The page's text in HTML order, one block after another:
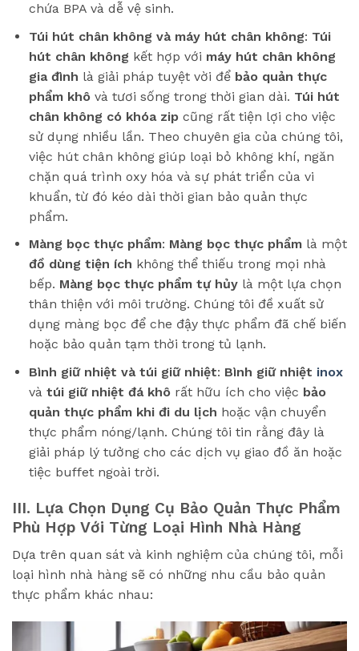
chứa BPA và dễ vệ sinh.
Túi hút chân không và máy hút chân không: Túi
hút chân không kết hợp với máy hút chân không
gia đình là giải pháp tuyệt vời để bảo quản thực
phẩm khôvà tươi sống trong thời gian dài. Túi hút
chân không có khóa zipcũng rất tiện lợi cho việc
sử dụng nhiều lần. Theo chuyên gia của chúng tôi,
việc hút chân không giúp loại bỏ không khí, ngăn
chặn quá trình oxy hóa và sự phát triển của vi
khuẩn, từ đó kéo dài thời gian bảo quản thực
phẩm.
Màng bọc thực phẩm: Màng bọc thực phẩmlà một
đồ dùng tiện ích không thể thiếu trong mọi nhà
bếp. Màng bọc thực phẩm tự hủylà một lựa chọn
thân thiện với môi trường. Chúng tôi đề xuất sử
dụng màng bọc để che đậy thực phẩm đã chế biến
hoặc bảo quản tạm thời trong tủ lạnh.
Bình giữ nhiệt và túi giữ nhiệt: Bình giữ nhiệt inox
và túi giữ nhiệt đá khôrất hữu ích cho việc bảo
quản thực phẩm khi đi du lịch hoặc vận chuyển
thực phẩm nóng/lạnh. Chúng tôi tin rằng đây là
giải pháp lý tưởng cho các dịch vụ giao đồ ăn hoặc
tiệc buffet ngoài trời.
III. Lựa Chọn Dụng Cụ Bảo Quản Thực Phẩm
Phù Hợp Với Từng Loại Hình Nhà Hàng
Dựa trên quan sát và kinh nghiệm của chúng tôi, mỗi
loại hình nhà hàng sẽ có những nhu cầu bảo quản
thực phẩm khác nhau: